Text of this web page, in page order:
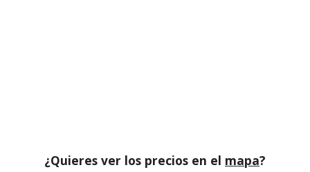
¿Quieres ver los precios en el mapa?